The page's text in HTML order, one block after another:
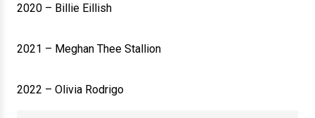
2020 – Billie Eillish
2021 – Meghan Thee Stallion
2022 – Olivia Rodrigo